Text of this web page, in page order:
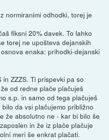
normiranimi odhodki, torej je
fiksni 20% davek. To lahko
torej ne upošteva dejanskih
enaka: prihodki-dejanski
ZZZS. Ti prispevki pa so
od redne plače plačuješ
s.p. in samo od tega plačuješ
da vsi plačujemo približno
že absolutno ne - kar bi bilo še
in že iz plače plačuje
meri še enkrat plačati.